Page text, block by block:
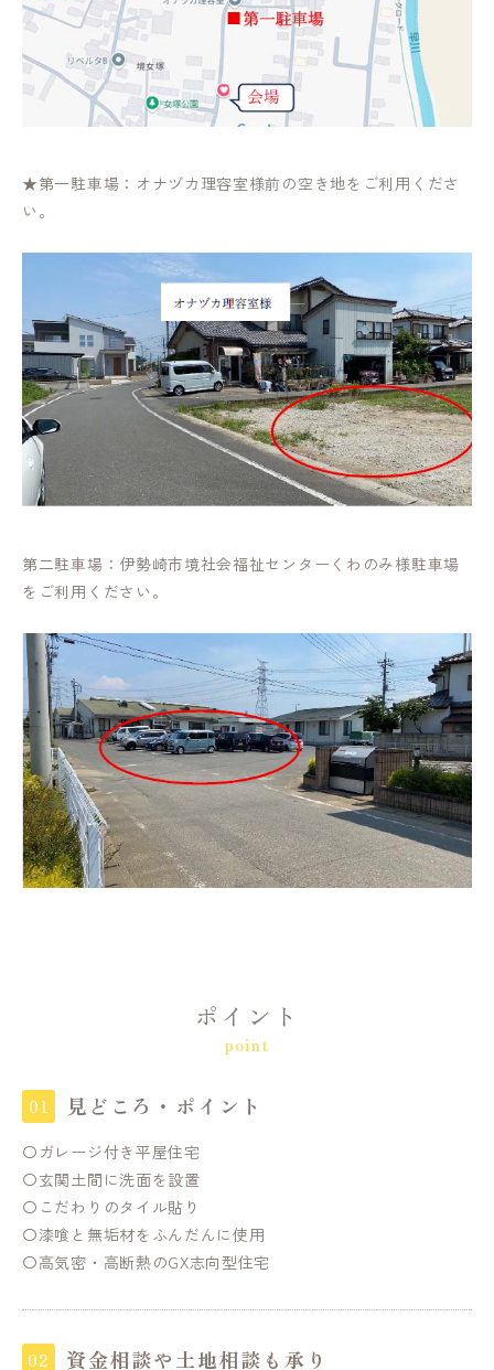
★第一駐車場：オナヅカ理容室様前の空き地をご利用くださ
い。
第二駐車場：伊勢崎市境社会福祉センターくわのみ様駐車場
をご利用ください。
ポイント
point
見どころ・ポイント
〇ガレージ付き平屋住宅
〇玄関土間に洗面を設置
〇こだわりのタイル貼り
〇漆喰と無垢材をふんだんに使用
〇高気密・高断熱のGX志向型住宅
資金相談や土地相談も承り